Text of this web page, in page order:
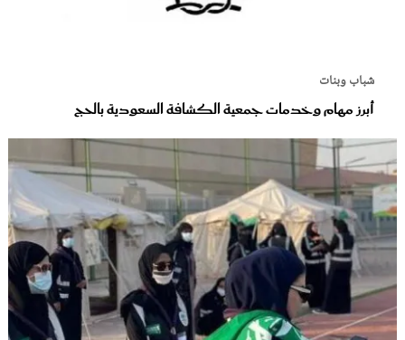
شباب وبنات
أبرز مهام وخدمات جمعية الكشافة السعودية بالحج